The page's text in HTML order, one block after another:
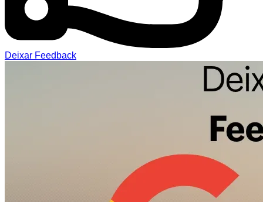
Deixar Feedback